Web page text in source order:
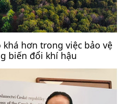
hơn trong việc bảo vệ
biến đổi khí hậu